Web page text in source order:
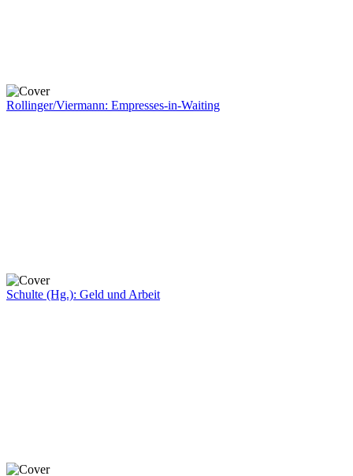
Rollinger/Viermann: Empresses-in-Waiting
Schulte (Hg.): Geld und Arbeit